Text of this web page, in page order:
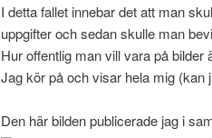
I detta fallet innebar det att man
uppgifter och sedan skulle man
Hur offentlig man vill vara på bilder
Jag kör på och visar hela mig
Den här bilden publicerade jag i